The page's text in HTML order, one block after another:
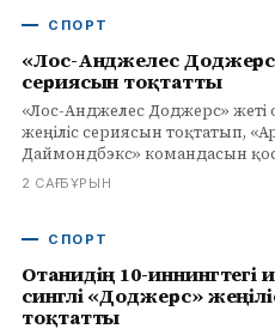
СПОРТ
«Лос-Анджелес
сериясын тоқтатты
«Лос-Анджелес Доджерс»
жеңіліс сериясын тоқтатып,
Даймондбэкс» командасын
иннингте 2:1 есебімен жеңді.
2 САҒ БҰРЫН
СПОРТ
Отанидің 10-иннингтегі
синглі «Доджерс»
тоқтатты